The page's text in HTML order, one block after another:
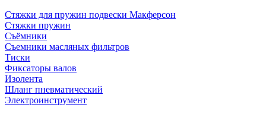
Стяжки для пружин подвески Макферсон
Стяжки пружин
Съёмники
Съемники масляных фильтров
Тиски
Фиксаторы валов
Изолента
Шланг пневматический
Электроинструмент